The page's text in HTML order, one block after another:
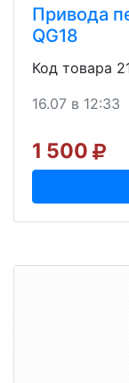
Привода
QG18
Код товара
16.07 в 12:33
1 500